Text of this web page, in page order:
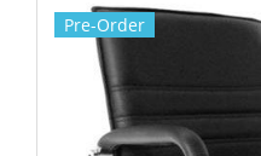
Pre-Order